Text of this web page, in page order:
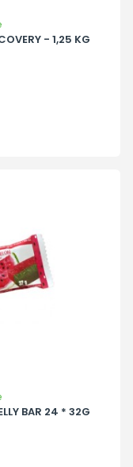
- 1,25 KG
BAR 24 * 32G